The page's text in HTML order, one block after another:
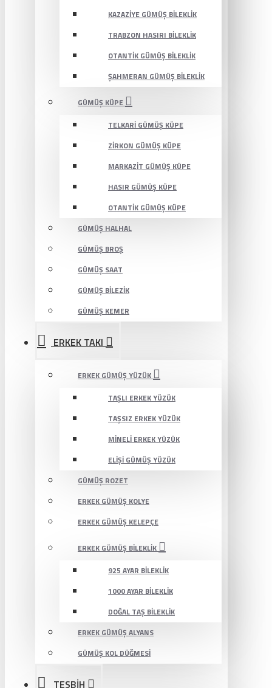
KAZAZIYE GÜMÜŞ BILEKLIK
TRABZON HASIRI BILEKLIK
OTANTIK GÜMÜŞ BILEKLIK
ŞAHMERAN GÜMÜŞ BILEKLIK
GÜMÜŞ KÜPE
TELKARI GÜMÜŞ KÜPE
ZIRKON GÜMÜŞ KÜPE
MARKAZIT GÜMÜŞ KÜPE
HASIR GÜMÜŞ KÜPE
OTANTIK GÜMÜŞ KÜPE
GÜMÜŞ HALHAL
GÜMÜŞ BROŞ
GÜMÜŞ SAAT
GÜMÜŞ BILEZIK
GÜMÜŞ KEMER
ERKEK TAKI
ERKEK GÜMÜŞ YÜZÜK
TAŞLI ERKEK YÜZÜK
TAŞSIZ ERKEK YÜZÜK
MINELI ERKEK YÜZÜK
ELIŞI GÜMÜŞ YÜZÜK
GÜMÜŞ ROZET
ERKEK GÜMÜŞ KOLYE
ERKEK GÜMÜŞ KELEPÇE
ERKEK GÜMÜŞ BILEKLIK
925 AYAR BILEKLIK
1000 AYAR BILEKLIK
DOĞAL TAŞ BILEKLIK
ERKEK GÜMÜŞ ALYANS
GÜMÜŞ KOL DÜĞMESI
TESBİH